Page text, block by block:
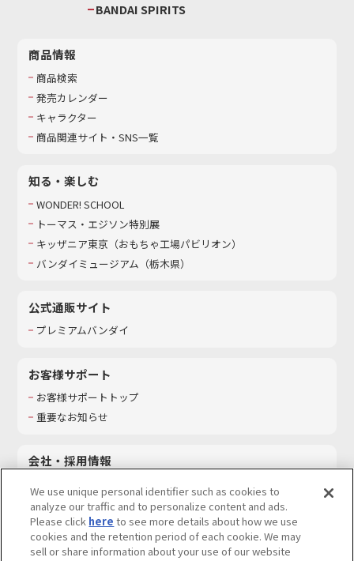
BANDAI SPIRITS
商品情報
商品検索
発売カレンダー
キャラクター
商品関連サイト・SNS一覧
知る・楽しむ
WONDER! SCHOOL
トーマス・エジソン特別展
キッザニア東京（おもちゃ工場パビリオン）​
バンダイミュージアム（栃木県）
公式通販サイト
プレミアムバンダイ
お客様サポート
お客様サポートトップ
重要なお知らせ
会社・採用情報
採用情報
サステナビリティ
お問い合わせ
We use unique personal identifier such as cookies to
analyze our traffic and to personalize content and ads.
Please click here to see more details about how we use
cookies and the retention period of each cookie. We may
sell or share information about your use of our website